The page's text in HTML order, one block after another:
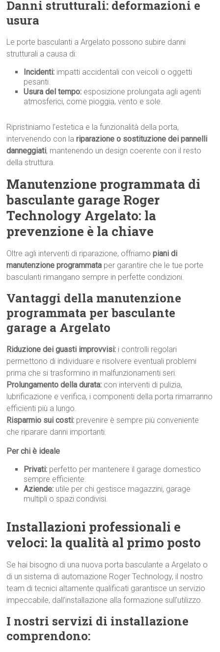
Danni strutturali: deformazioni e
usura
Le porte basculanti a Argelato possono subire danni
strutturali a causa di:
Incidenti: impatti accidentali con veicoli o oggetti
pesanti.
Usura del tempo: esposizione prolungata agli agenti
atmosferici, come pioggia, vento e sole.
Ripristiniamo l’estetica e la funzionalità della porta,
intervenendo con lariparazione o sostituzione dei pannelli
danneggiati, mantenendo un design coerente con il resto
della struttura.
Manutenzione programmata di
basculante garage Roger
Technology Argelato: la
prevenzione è la chiave
Oltre agli interventi di riparazione, offriamopiani di
manutenzione programmata per garantire che le tue porte
basculanti rimangano sempre in perfette condizioni.
Vantaggi della manutenzione
programmata per basculante
garage a Argelato
Riduzione dei guasti improvvisi: i controlli regolari
permettono di individuare e risolvere eventuali problemi
prima che si trasformino in malfunzionamenti seri.
Prolungamento della durata: con interventi di pulizia,
lubrificazione e verifica, i componenti della porta rimarranno
efficienti più a lungo.
Risparmio sui costi: prevenire è sempre più conveniente
che riparare danni importanti.
Per chi è ideale
Privati: perfetto per mantenere il garage domestico
sempre efficiente.
Aziende: utile per chi gestisce magazzini, garage
multipli o spazi condivisi.
Installazioni professionali e
veloci: la qualità al primo posto
Se hai bisogno di una nuova porta basculante a Argelato o
di un sistema di automazione Roger Technology, il nostro
team di tecnici altamente qualificati garantisce un servizio
impeccabile, dall’installazione alla formazione sull’utilizzo.
I nostri servizi di installazione
comprendono: